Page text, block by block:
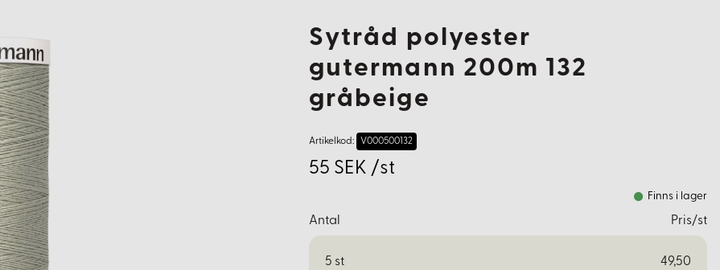
Sytråd polyester
gutermann 200m 132
gråbeige
Artikelkod: V000500132
55 SEK /st
Finns i lager
Antal Pris/st
5 st 49,50